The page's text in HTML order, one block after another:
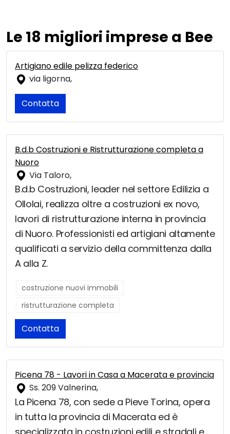
Le 18 migliori imprese a Bee
Artigiano edile pelizza federico
via ligorna,
Contatta
B.d.b Costruzioni e Ristrutturazione completa a
Nuoro
Via Taloro,
B.d.b Costruzioni, leader nel settore Edilizia a
Ollolai, realizza oltre a costruzioni ex novo,
lavori di ristrutturazione interna in provincia
di Nuoro. Professionisti ed artigiani altamente
qualificati a servizio della committenza dalla
A alla Z.
costruzione nuovi immobili
ristrutturazione completa
Contatta
Picena 78 - Lavori in Casa a Macerata e provincia
Ss. 209 Valnerina,
La Picena 78, con sede a Pieve Torina, opera
in tutta la provincia di Macerata ed è